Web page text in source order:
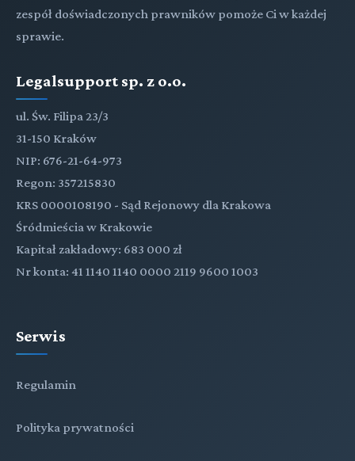
zespół doświadczonych prawników pomoże Ci w każdej
sprawie.
Legalsupport sp. z o.o.
ul. Św. Filipa 23/3
31-150 Kraków
NIP: 676-21-64-973
Regon: 357215830
KRS 0000108190 - Sąd Rejonowy dla Krakowa
Śródmieścia w Krakowie
Kapitał zakładowy: 683 000 zł
Nr konta: 41 1140 1140 0000 2119 9600 1003
Serwis
Regulamin
Polityka prywatności